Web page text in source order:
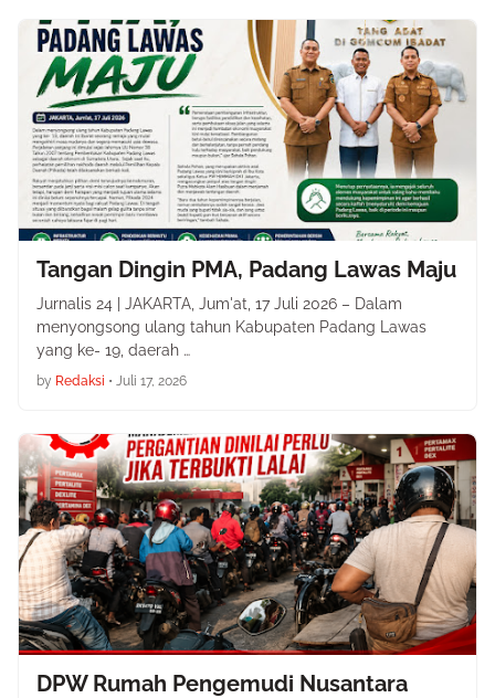
Tangan Dingin PMA, Padang Lawas Maju
Jurnalis 24 | JAKARTA, Jum'at, 17 Juli 2026 – Dalam
menyongsong ulang tahun Kabupaten Padang Lawas
yang ke- 19, daerah …
by Redaksi • Juli 17, 2026
DPW Rumah Pengemudi Nusantara